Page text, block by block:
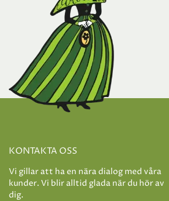
KONTAKTA OSS
Vi gillar att ha en nära dialog med våra
kunder. Vi blir alltid glada när du hör av
dig.